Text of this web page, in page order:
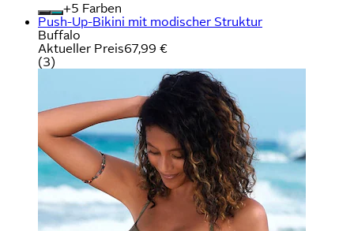
+
Farben
Push-Up-Bikini mit modischer Struktur
Buffalo
Aktueller Preis67,99 €
(3)